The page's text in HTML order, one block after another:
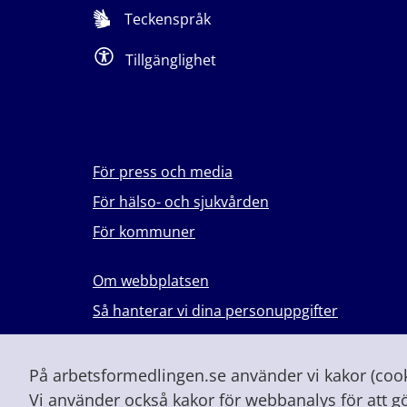
På arbetsformedlingen.se använder vi kakor
Vi använder också kakor för webbanalys för att
Teckenspråk
Tillgänglighet
För press och media
För hälso- och sjukvården
För kommuner
Om webbplatsen
Så hanterar vi dina personuppgifter
Lever du med våld i en nära relation?
Vid höjd beredskap och krig